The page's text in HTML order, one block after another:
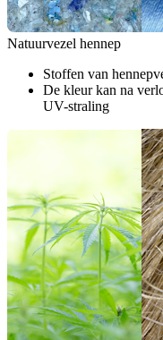
Natuurvezel hennep
Stoffen van
De kleur kan na
UV-straling